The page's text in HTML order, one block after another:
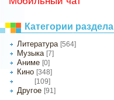
Категории раздела
Литература [564]
Музыка [7]
Аниме [0]
Кино [348]
[109]
Другое [91]